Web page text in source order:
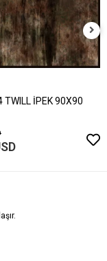
TWILL İPEK 90X90